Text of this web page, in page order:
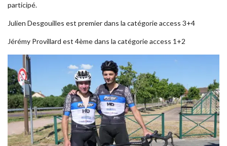
participé.
Julien Desgouilles est premier dans la catégorie access 3+4
Jérémy Provillard est 4ème dans la catégorie access 1+2